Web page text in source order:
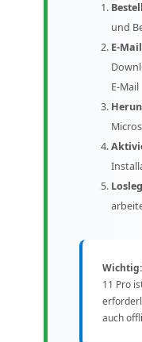
und
E-
E-Mail
Wichtig:
11 Pro
auch